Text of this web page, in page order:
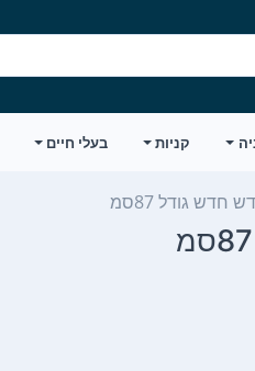
קניות בעלי חיים
גודל 87סמ